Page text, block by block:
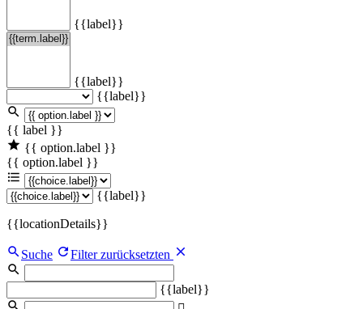
{{label}}
{{label}}
{{label}}
{{ label }}
{{ option.label }}
{{ option.label }}
{{label}}
{{locationDetails}}
Suche Filter zurücksetzten
{{label}}